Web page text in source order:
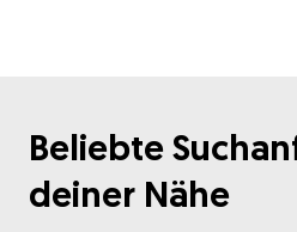
Beliebte
deiner Nähe